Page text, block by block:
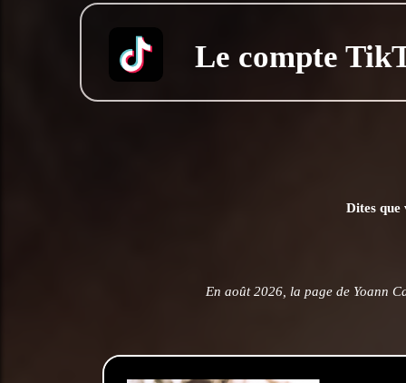
Le compte
Dites que
En août 2026, la page de Yoann